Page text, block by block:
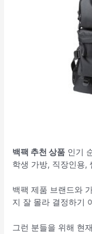
백팩 추천 상품 인기
학생 가방, 직장인용,
백팩 제품 브랜드와
지 잘 몰라 결정하기
그런 분들을 위해 현